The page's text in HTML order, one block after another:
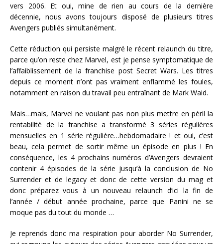
vers 2006. Et oui, mine de rien au cours de la dernière
décennie, nous avons toujours disposé de plusieurs titres
Avengers publiés simultanément.
Cette réduction qui persiste malgré le récent relaunch du titre,
parce qu’on reste chez Marvel, est je pense symptomatique de
l’affaiblissement de la franchise post Secret Wars. Les titres
depuis ce moment n’ont pas vraiment enflammé les foules,
notamment en raison du travail peu entraînant de Mark Waid.
Mais…mais, Marvel ne voulant pas non plus mettre en péril la
rentabilité de la franchise a transformé 3 séries régulières
mensuelles en 1 série régulière…hebdomadaire ! et oui, c’est
beau, cela permet de sortir même un épisode en plus ! En
conséquence, les 4 prochains numéros d’Avengers devraient
contenir 4 épisodes de la série jusqu’à la conclusion de No
Surrender et de legacy et donc de cette version du mag et
donc préparez vous à un nouveau relaunch d’ici la fin de
l’année / début année prochaine, parce que Panini ne se
moque pas du tout du monde …
Je reprends donc ma respiration pour aborder No Surrender,